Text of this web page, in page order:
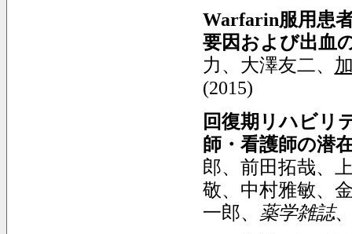
Warfarin服用患
要因および出血
力、大澤友二、
(2015)
回復期リハビリ
師・看護師の潜
郎、前田拓哉、
敬、中村雅敏、
一郎、 薬学雑誌